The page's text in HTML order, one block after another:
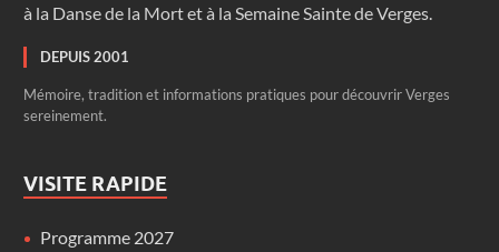
à la Danse de la Mort et à la Semaine Sainte de Verges.
DEPUIS 2001
Mémoire, tradition et informations pratiques pour découvrir Verges
sereinement.
VISITE RAPIDE
Programme 2027